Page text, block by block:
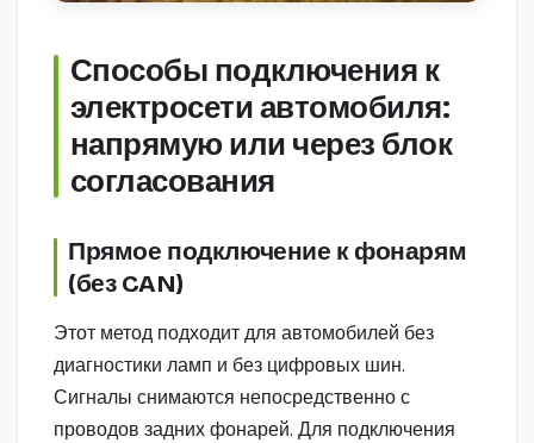
Способы подключения к
электросети автомобиля:
напрямую или через блок
согласования
Прямое подключение к фонарям
(без CAN)
Этот метод подходит для автомобилей без
диагностики ламп и без цифровых шин.
Сигналы снимаются непосредственно с
проводов задних фонарей. Для подключения